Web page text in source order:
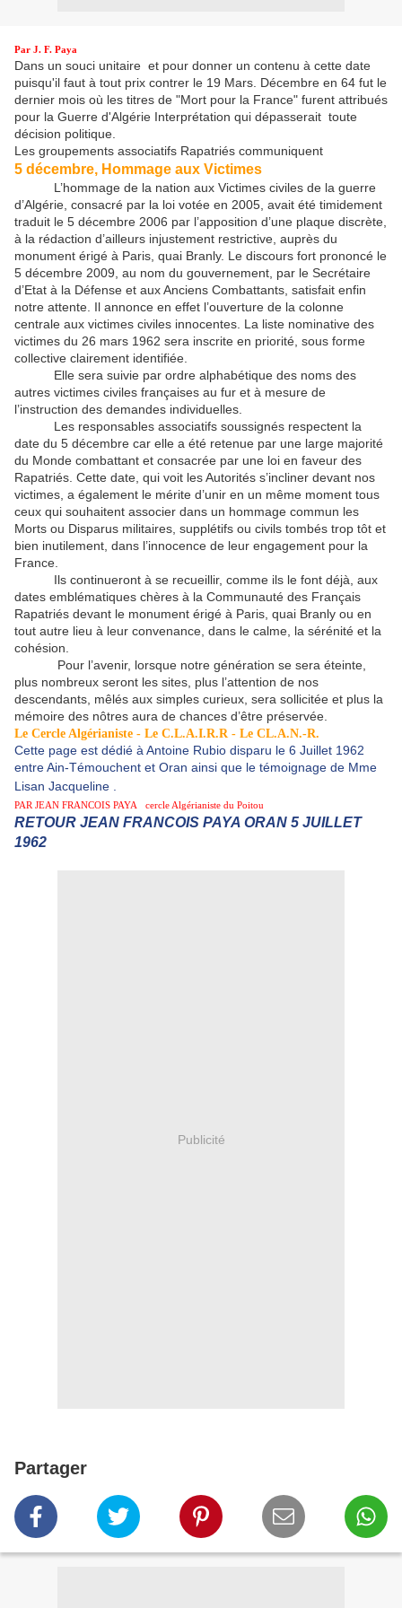
Par J. F. Paya
Dans un souci unitaire et pour donner un contenu à cette date
puisqu'il faut à tout prix contrer le 19 Mars. Décembre en 64 fut le
dernier mois où les titres de "Mort pour la France" furent attribués
pour la Guerre d'Algérie Interprétation qui dépasserait toute
décision politique.
Les groupements associatifs Rapatriés communiquent
5 décembre, Hommage aux Victimes
L’hommage de la nation aux Victimes civiles de la guerre
d’Algérie, consacré par la loi votée en 2005, avait été timidement
traduit le 5 décembre 2006 par l’apposition d’une plaque discrète,
à la rédaction d’ailleurs injustement restrictive, auprès du
monument érigé à Paris, quai Branly. Le discours fort prononcé le
5 décembre 2009, au nom du gouvernement, par le Secrétaire
d’Etat à la Défense et aux Anciens Combattants, satisfait enfin
notre attente. Il annonce en effet l’ouverture de la colonne
centrale aux victimes civiles innocentes. La liste nominative des
victimes du 26 mars 1962 sera inscrite en priorité, sous forme
collective clairement identifiée.
Elle sera suivie par ordre alphabétique des noms des
autres victimes civiles françaises au fur et à mesure de
l’instruction des demandes individuelles.
Les responsables associatifs soussignés respectent la
date du 5 décembre car elle a été retenue par une large majorité
du Monde combattant et consacrée par une loi en faveur des
Rapatriés. Cette date, qui voit les Autorités s’incliner devant nos
victimes, a également le mérite d’unir en un même moment tous
ceux qui souhaitent associer dans un hommage commun les
Morts ou Disparus militaires, supplétifs ou civils tombés trop tôt et
bien inutilement, dans l’innocence de leur engagement pour la
France.
Ils continueront à se recueillir, comme ils le font déjà, aux
dates emblématiques chères à la Communauté des Français
Rapatriés devant le monument érigé à Paris, quai Branly ou en
tout autre lieu à leur convenance, dans le calme, la sérénité et la
cohésion.
Pour l’avenir, lorsque notre génération se sera éteinte,
plus nombreux seront les sites, plus l’attention de nos
descendants, mêlés aux simples curieux, sera sollicitée et plus la
mémoire des nôtres aura de chances d’être préservée.
Le Cercle Algérianiste - Le C.L.A.I.R.R - Le CL.A.N.-R.
Cette page est dédié à Antoine Rubio disparu le 6 Juillet 1962
entre Ain-Témouchent et Oran ainsi que le témoignage de Mme
Lisan Jacqueline
PAR JEAN FRANCOIS PAYA cercle Algérianiste du Poitou
RETOUR JEAN FRANCOIS PAYA ORAN 5 JUILLET
1962
Publicité
Partager